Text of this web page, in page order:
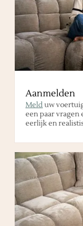
Aanmelden
Melduw
een paar vragen
eerlijk en